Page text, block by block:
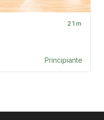
21m
Principiante